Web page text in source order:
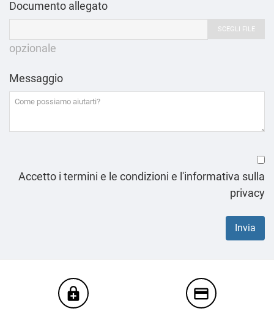
Documento allegato
SCEGLI FILE
opzionale
Messaggio
Accetto i termini e le condizioni e l'informativa sulla
privacy
enhanced_encryption credit_card